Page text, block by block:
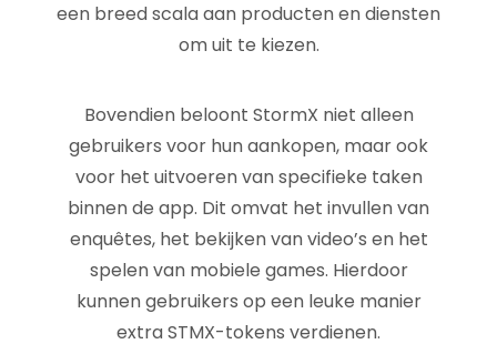
een breed scala aan producten en diensten
om uit te kiezen.
Bovendien beloont StormX niet alleen
gebruikers voor hun aankopen, maar ook
voor het uitvoeren van specifieke taken
binnen de app. Dit omvat het invullen van
enquêtes, het bekijken van video’s en het
spelen van mobiele games. Hierdoor
kunnen gebruikers op een leuke manier
extra STMX-tokens verdienen.